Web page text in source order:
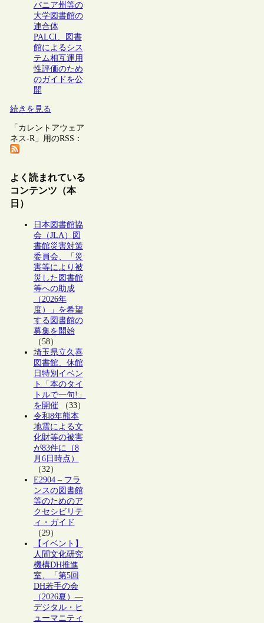
バニア州等の
大学図書館の
連合体
PALCI、図書
館によるシス
テム相互運用
性評価のため
のガイドを公
開
続きを見る
「カレントアウェア
ネス-R」用のRSS：
よく読まれている
コンテンツ（本
日）
日本図書館協
会（JLA）図
書館災害対策
委員会、「災
害等により被
災した図書館
等への助成
（2026年
度）」を希望
する図書館の
募集を開始
（58）
埼玉県立久喜
図書館、休館
日特別イベン
ト「本のタイ
トルで一句!」
を開催（33）
令和8年熊本
地震による文
化財等の被害
が83件に（8
月6日時点）
（32）
E2904 – フラ
ンスの図書館
等のためのア
クセシビリテ
ィ・ガイド
（29）
【イベント】
人間文化研究
機構DH推進
室、「第5回
DH若手の会
（2026夏）―
デジタル・ヒ
ューマニティ